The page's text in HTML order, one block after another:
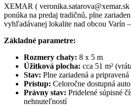
XEMAR (
ponúka na predaj tradičnú, plne
vyhľadávanej lokalite nad obcou Varín
Základné parametre:
Rozmery chaty: 8 x 5 m
Úžitková plocha: cca 51 m²
Stav: Plne zariadená a
Prístup: Celoročne dostupná
Právny stav: Pridelené súpisné
nehnuteľností